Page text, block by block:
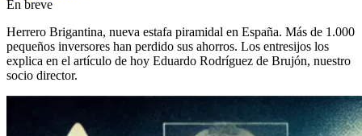
En breve
Herrero Brigantina, nueva estafa piramidal en España. Más de 1.000
pequeños inversores han perdido sus ahorros. Los entresijos los
explica en el artículo de hoy Eduardo Rodríguez de Brujón, nuestro
socio director.